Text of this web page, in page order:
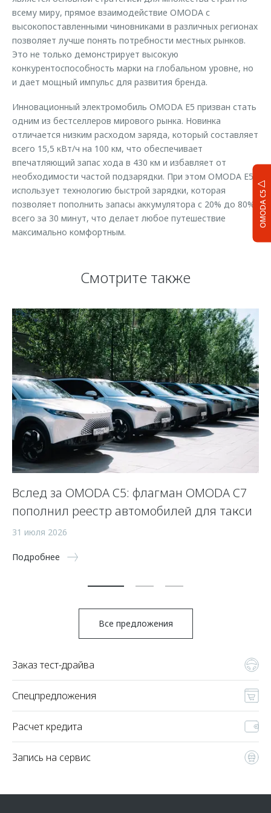
OMODA C5
всему миру, прямое взаимодействие OMODA с
высокопоставленными чиновниками в различных регионах
позволяет лучше понять потребности местных рынков.
Это не только демонстрирует высокую
конкурентоспособность марки на глобальном уровне, но
и дает мощный импульс для развития бренда.
Инновационный электромобиль OMODA E5 призван стать
одним из бестселлеров мирового рынка. Новинка
отличается низким расходом заряда, который составляет
всего 15,5 кВт/ч на 100 км, что обеспечивает
впечатляющий запас хода в 430 км и избавляет от
необходимости частой подзарядки. При этом OMODA E5
использует технологию быстрой зарядки, которая
позволяет пополнить запасы аккумулятора с 20% до 80%
всего за 30 минут, что делает любое путешествие
максимально комфортным.
Смотрите также
Вслед за OMODA C5: флагман OMODA C7
пополнил реестр автомобилей для такси
31 июля 2026
Подробнее
Все предложения
Заказ тест-драйва
Спецпредложения
Расчет кредита
Запись на сервис